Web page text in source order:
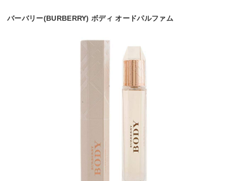
バーバリー(BURBERRY) ボディ オードパルファム